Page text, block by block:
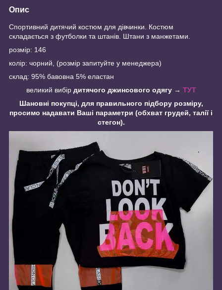
Опис
Спортивний дитячий костюм для дівчинки. Костюм
складається з футболки та штанів. Штани з манжетами.
розмір: 146
колір: чорний, (розмір запитуйте у менеджера)
склад: 95% бавовна 5% еластан
великий вибір дитячого джинсового одягу → ТУТ
Шановні покупці, для правильного підбору розміру,
просимо надавати Ваші параметри (обхват грудей, талії і
стегон).